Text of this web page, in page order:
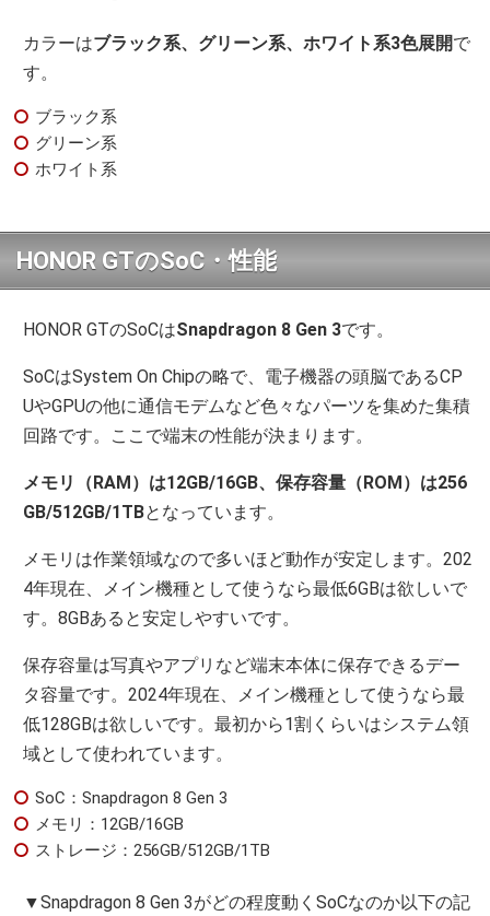
カラーはブラック系、グリーン系、ホワイト系3色展開で
す。
ブラック系
グリーン系
ホワイト系
HONOR GTのSoC・性能
HONOR GTのSoCはSnapdragon 8 Gen 3です。
SoCはSystem On Chipの略で、電子機器の頭脳であるCP
UやGPUの他に通信モデムなど色々なパーツを集めた集積
回路です。ここで端末の性能が決まります。
メモリ（RAM）は12GB/16GB、保存容量（ROM）は256
GB/512GB/1TBとなっています。
メモリは作業領域なので多いほど動作が安定します。202
4年現在、メイン機種として使うなら最低6GBは欲しいで
す。8GBあると安定しやすいです。
保存容量は写真やアプリなど端末本体に保存できるデー
タ容量です。2024年現在、メイン機種として使うなら最
低128GBは欲しいです。最初から1割くらいはシステム領
域として使われています。
SoC：Snapdragon 8 Gen 3
メモリ：12GB/16GB
ストレージ：256GB/512GB/1TB
▼Snapdragon 8 Gen 3がどの程度動くSoCなのか以下の記